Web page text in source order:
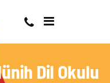
Dil Okulu